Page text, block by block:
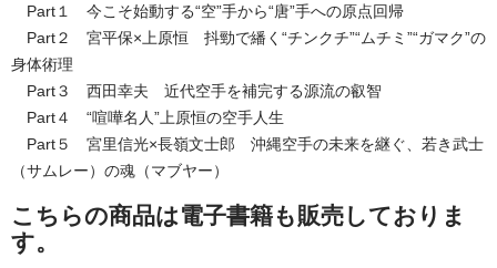
Part１ 今こそ始動する“空”手から“唐”手への原点回帰
Part２ 宮平保×上原恒 抖勁で繙く“チンクチ”“ムチミ”“ガマク”の
身体術理
Part３ 西田幸夫 近代空手を補完する源流の叡智
Part４ “喧嘩名人”上原恒の空手人生
Part５ 宮里信光×長嶺文士郎 沖縄空手の未来を継ぐ、若き武士
（サムレー）の魂（マブヤー）
こちらの商品は電子書籍も販売しておりま
す。